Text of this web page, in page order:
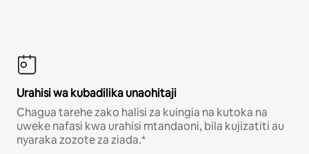
Urahisi wa kubadilika unaohitaji
Chagua tarehe zako halisi za kuingia na kutoka na
uweke nafasi kwa urahisi mtandaoni, bila kujizatiti au
nyaraka zozote za ziada.*